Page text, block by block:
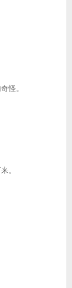
怪。
。